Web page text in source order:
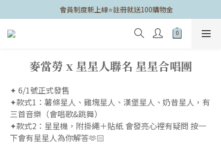
	會員制度新上線⭐️註冊就送100購物金
麥當勞 x 星星人聯名 星星合唱團
✦ 6/1號正式發售
✦款式1：薯條星人、雞塊星人、漢堡星人、奶昔星人，有
三首音樂（會唱歌&跳舞）
✦款式2：星星機，附掛繩＋貼紙 會發亮心裡有疑問 按一
下會有星星人為你解答🫶🏻